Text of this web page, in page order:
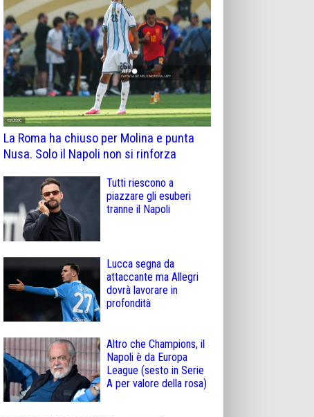
La Roma ha chiuso per Molina e punta
Nusa. Solo il Napoli non si rinforza
Tutti riescono a
piazzare gli esuberi
tranne il Napoli
Lucca segna da
attaccante ma Allegri
dovrà lavorare in
profondità
Altro che Champions, il
Napoli è da Europa
League (sesto in Serie
A per valore della rosa)